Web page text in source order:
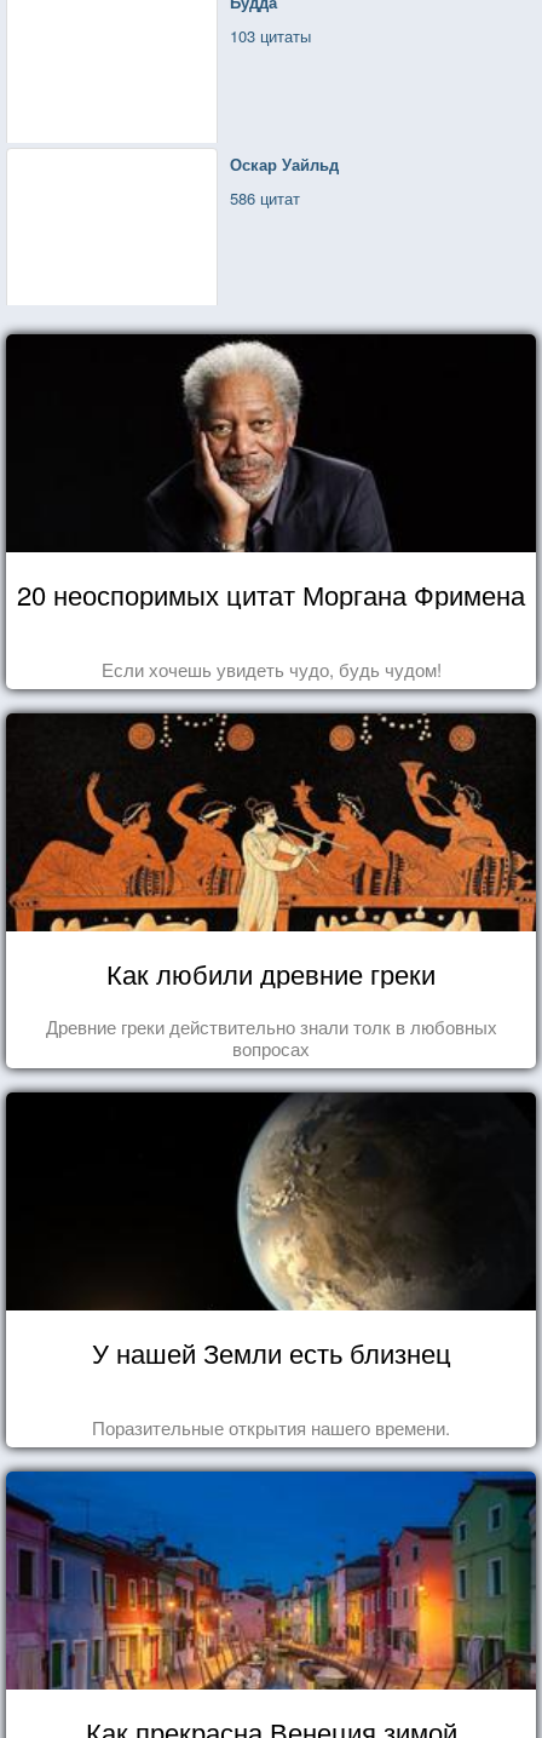
103 цитаты
Оскар Уайльд
586 цитат
20 неоспоримых цитат Моргана Фримена
Если хочешь увидеть чудо, будь чудом!
Как любили древние греки
Древние греки действительно знали толк в любовных
вопросах
У нашей Земли есть близнец
Поразительные открытия нашего времени.